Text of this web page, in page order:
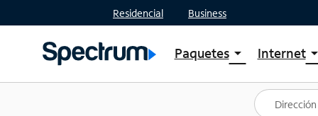
Residencial Business
Paquetesarrow_drop_down
Ver paquetes
Spectrum One
Internetarrow_drop_down
Planes